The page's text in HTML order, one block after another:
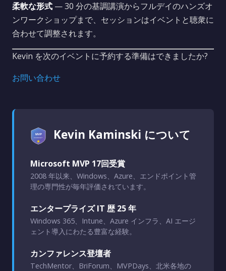
柔軟な形式 — 30 分の基調講演からフルデイのハンズオ
ンワークショップまで、セッションはイベントと聴衆に
合わせて調整されます。
Kevin を次のイベントに予約する準備はできましたか?
お問い合わせ
Kevin Kaminski について
Microsoft MVP 17回受賞
2008 年以来、Windows、Azure、エンドポイント管
理の専門性が毎年評価されています。
エンタープライズ IT 歴 25 年
Windows 365、Intune、Azure インフラ、AI エージ
ェント導入にわたる豊富な経験。
カンファレンス登壇者
TechMentor、BriForum、MVPDays、北米各地の